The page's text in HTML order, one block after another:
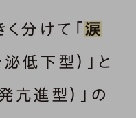
分けて「 涙
低下型）」と
亢進型）」の